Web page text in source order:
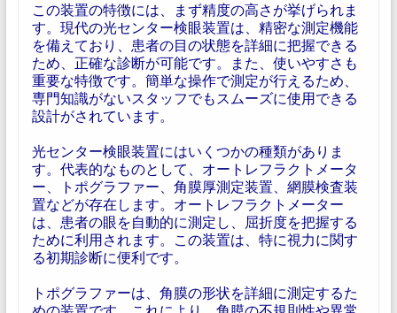
この装置の特徴には、まず精度の高さが挙げられま
す。現代の光センター検眼装置は、精密な測定機能
を備えており、患者の目の状態を詳細に把握できる
ため、正確な診断が可能です。また、使いやすさも
重要な特徴です。簡単な操作で測定が行えるため、
専門知識がないスタッフでもスムーズに使用できる
設計がされています。
光センター検眼装置にはいくつかの種類がありま
す。代表的なものとして、オートレフラクトメータ
ー、トポグラファー、角膜厚測定装置、網膜検査装
置などが存在します。オートレフラクトメーター
は、患者の眼を自動的に測定し、屈折度を把握する
ために利用されます。この装置は、特に視力に関す
る初期診断に便利です。
トポグラファーは、角膜の形状を詳細に測定するた